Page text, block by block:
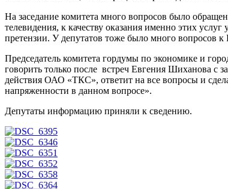
На заседание комитета много вопросов было
телевидения, к качеству оказания именно этих
претензии. У депутатов тоже было много вопросов
Председатель комитета гордумы по экономике и
говорить только после встреч Евгения Шиханова с
действия ОАО «ТКС», ответит на все вопросы и
напряженности в данном вопросе».
Депутаты информацию приняли к сведению.